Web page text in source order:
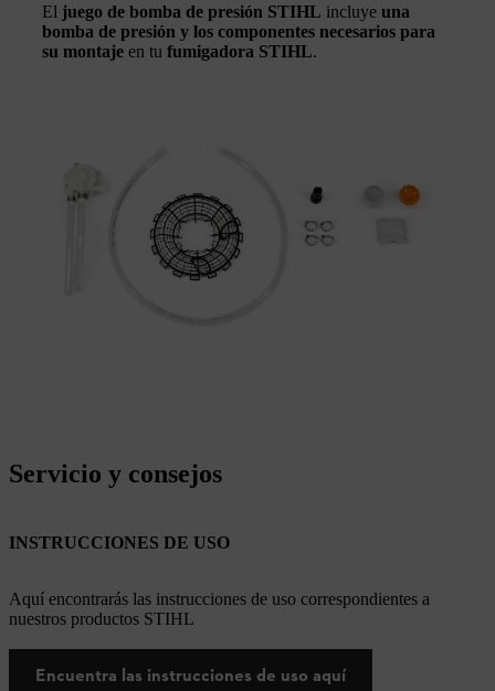
El juego de bomba de presión STIHL incluye una
bomba de presión y los componentes necesarios para
su montaje en tu fumigadora STIHL.
Servicio y consejos
INSTRUCCIONES DE USO
Aquí encontrarás las instrucciones de uso correspondientes a
nuestros productos STIHL
Encuentra las instrucciones de uso aquí